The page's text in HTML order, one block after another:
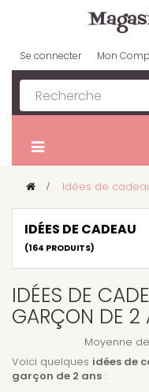
Se connecter Mon
> Idées de
IDÉES DE
GARÇON DE 2
Moyenne
Voici quelques idées de
garçon de 2 ans :
IDÉES DE CADEAU
(164 PRODUITS)